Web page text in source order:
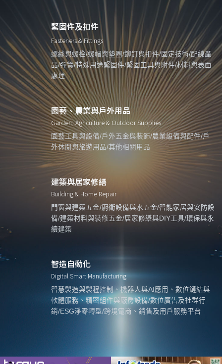
緊固件及扣件
Fasteners & Fittings
螺絲與螺栓/螺帽與墊圈/鉚釘與扣件/固定技術/配線產
品/彈簧/特殊用途緊固件/緊固工具與附件/材料與表面
處理
園藝、農業與戶外用品
Garden, Agriculture & Outdoor Supplies
園藝工具與設備/戶外五金與裝飾/農業設備與配件/戶
外休閒與旅遊用品/其他相關用品
建築與居家修繕
Building & Home Repair
門窗與建築五金/廚衛設備與水五金/智能家居與安防設
備/建築材料與裝修五金/居家修繕與DIY工具/環保與永
續建築
智造自動化
Digital Smart Manufacturing
智慧製造與製程控制、機器人與AI應用、數位鏈結與
軟體服務、精密組件與廠房設備/數位廣告及社群行
銷/ESG淨零轉型/跨境電商、銷售及用戶服務平台